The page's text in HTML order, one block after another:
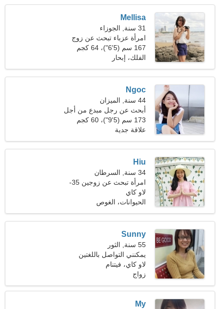
Mellisa
31 سنة, الجوزاء
امرأة عزباء تبحث عن زوج
32-39
167 سم (5'6")، 64 كجم
(141 رطلا)
الفلك، إبحار
Ngoc
44 سنة, الميزان
أبحث عن رجل مبدع من أجل
المتعة
173 سم (5'9")، 60 كجم
(132 رطلا)
علاقة جدية
Hiu
34 سنة, السرطان
امرأة تبحث عن زوجين 35-
45
لاو كاي
الحيوانات، الغوص
Sunny
55 سنة, الثور
يمكنني التواصل باللغتين
العربية والبرتغالية
لاو كاي، فيتنام
زواج
My